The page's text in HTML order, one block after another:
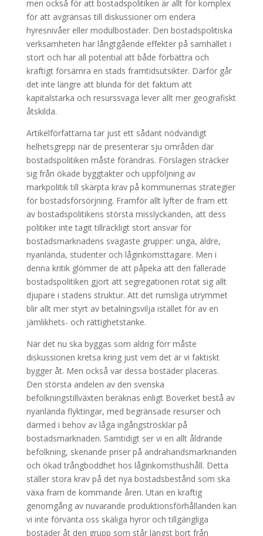
men också för att bostadspolitiken är allt för komplex
för att avgränsas till diskussioner om endera
hyresnivåer eller modulbostäder. Den bostadspolitiska
verksamheten har långtgående effekter på samhället i
stort och har all potential att både förbättra och
kraftigt försämra en stads framtidsutsikter. Därför går
det inte längre att blunda för det faktum att
kapitalstarka och resurssvaga lever allt mer geografiskt
åtskilda.
Artikelförfattarna tar just ett sådant nödvändigt
helhetsgrepp när de presenterar sju områden där
bostadspolitiken måste förändras. Förslagen sträcker
sig från ökade byggtakter och uppföljning av
markpolitik till skärpta krav på kommunernas strategier
för bostadsförsörjning. Framför allt lyfter de fram ett
av bostadspolitikens största misslyckanden, att dess
politiker inte tagit tillräckligt stort ansvar för
bostadsmarknadens svagaste grupper: unga, äldre,
nyanlända, studenter och låginkomsttagare. Men i
denna kritik glömmer de att påpeka att den fallerade
bostadspolitiken gjort att segregationen rotat sig allt
djupare i stadens struktur. Att det rumsliga utrymmet
blir allt mer styrt av betalningsvilja istället för av en
jämlikhets- och rättighetstanke.
När det nu ska byggas som aldrig förr måste
diskussionen kretsa kring just vem det är vi faktiskt
bygger åt. Men också var dessa bostäder placeras.
Den största andelen av den svenska
befolkningstillväxten beräknas enligt Boverket bestå av
nyanlända flyktingar, med begränsade resurser och
därmed i behov av låga ingångströsklar på
bostadsmarknaden. Samtidigt ser vi en allt åldrande
befolkning, skenande priser på andrahandsmarknanden
och ökad trångboddhet hos låginkomsthushåll. Detta
ställer stora krav på det nya bostadsbestånd som ska
växa fram de kommande åren. Utan en kraftig
genomgång av nuvarande produktionsförhållanden kan
vi inte förvänta oss skäliga hyror och tillgängliga
bostäder åt den grupp som står längst bort från